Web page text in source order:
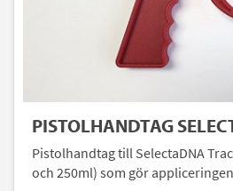
PISTOLHANDTAG
Pistolhandtag till SelectaDNA
och 250ml) som gör